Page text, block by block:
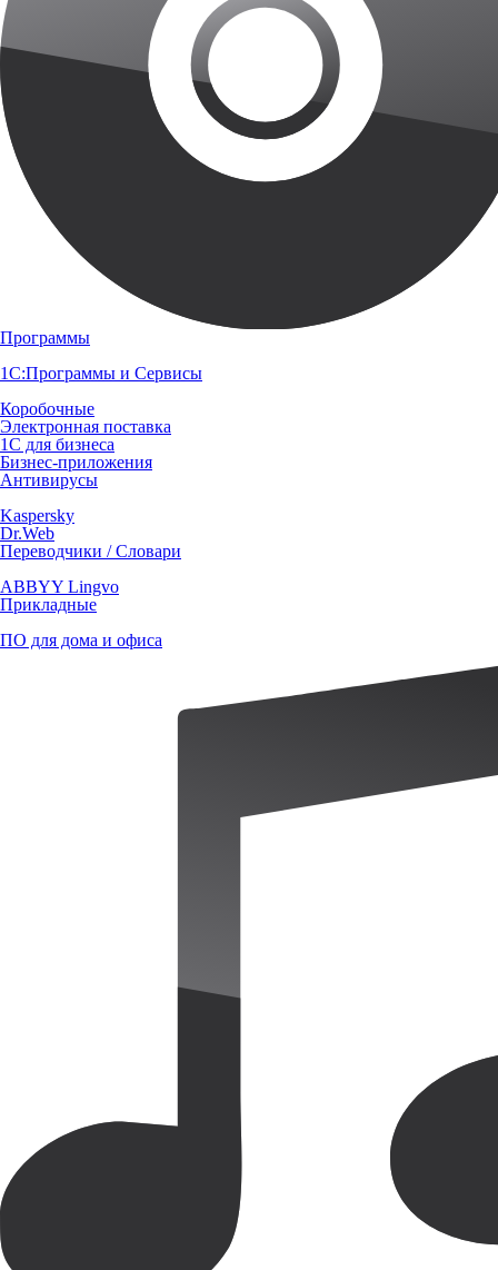
Программы
1С:Программы и Сервисы
Коробочные
Электронная поставка
1С для бизнеса
Бизнес-приложения
Антивирусы
Kaspersky
Dr.Web
Переводчики / Словари
ABBYY Lingvo
Прикладные
ПО для дома и офиса